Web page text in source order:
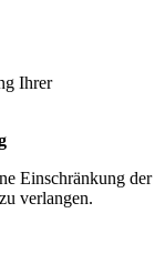
Ihrer
Einschränkung der
verlangen.